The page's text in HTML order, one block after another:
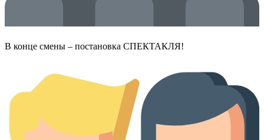
В конце смены – постановка СПЕКТАКЛЯ!